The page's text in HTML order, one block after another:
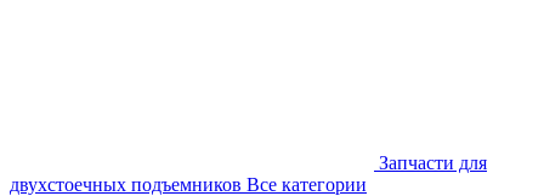
Запчасти для
двухстоечных подъемников Все категории